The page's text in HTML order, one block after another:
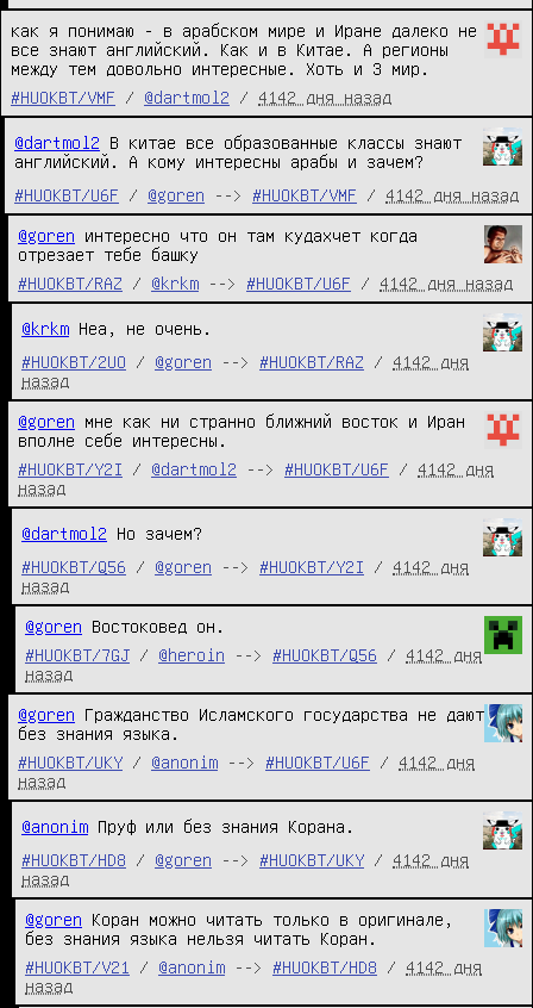
как я понимаю - в арабском мире и Иране далеко не
все знают английский. Как и в Китае. А регионы
между тем довольно интересные. Хоть и 3 мир.
#HUOKBT/VMF
/ @dartmol2 / 4142 дня назад
@dartmol2 В китае все образованные классы знают
английский. А кому интересны арабы и зачем?
#HUOKBT/U6F
/ @goren --> #HUOKBT/VMF / 4142 дня назад
@goren интересно что он там кудахчет когда
отрезает тебе башку
#HUOKBT/RAZ
/ @krkm --> #HUOKBT/U6F / 4142 дня назад
@krkm Неа, не очень.
#HUOKBT/2UO
/ @goren --> #HUOKBT/RAZ / 4142 дня
назад
@goren мне как ни странно ближний восток и Иран
вполне себе интересны.
#HUOKBT/Y2I
/ @dartmol2 --> #HUOKBT/U6F / 4142 дня
назад
@dartmol2 Но зачем?
#HUOKBT/Q56
/ @goren --> #HUOKBT/Y2I / 4142 дня
назад
@goren Востоковед он.
#HUOKBT/7GJ
/ @heroin --> #HUOKBT/Q56 / 4142 дня
назад
@goren Гражданство Исламского государства не дают
без знания языка.
#HUOKBT/UKY
/ @anonim --> #HUOKBT/U6F / 4142 дня
назад
@anonim Пруф или без знания Корана.
#HUOKBT/HD8
/ @goren --> #HUOKBT/UKY / 4142 дня
назад
@goren Коран можно читать только в оригинале,
без знания языка нельзя читать Коран.
#HUOKBT/V21
/ @anonim --> #HUOKBT/HD8 / 4142 дня
назад